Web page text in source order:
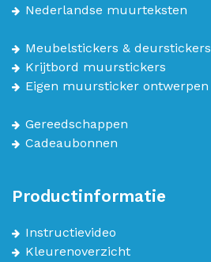
Nederlandse muurteksten
Meubelstickers & deurstickers
Krijtbord muurstickers
Eigen muursticker ontwerpen
Gereedschappen
Cadeaubonnen
Productinformatie
Instructievideo
Kleurenoverzicht